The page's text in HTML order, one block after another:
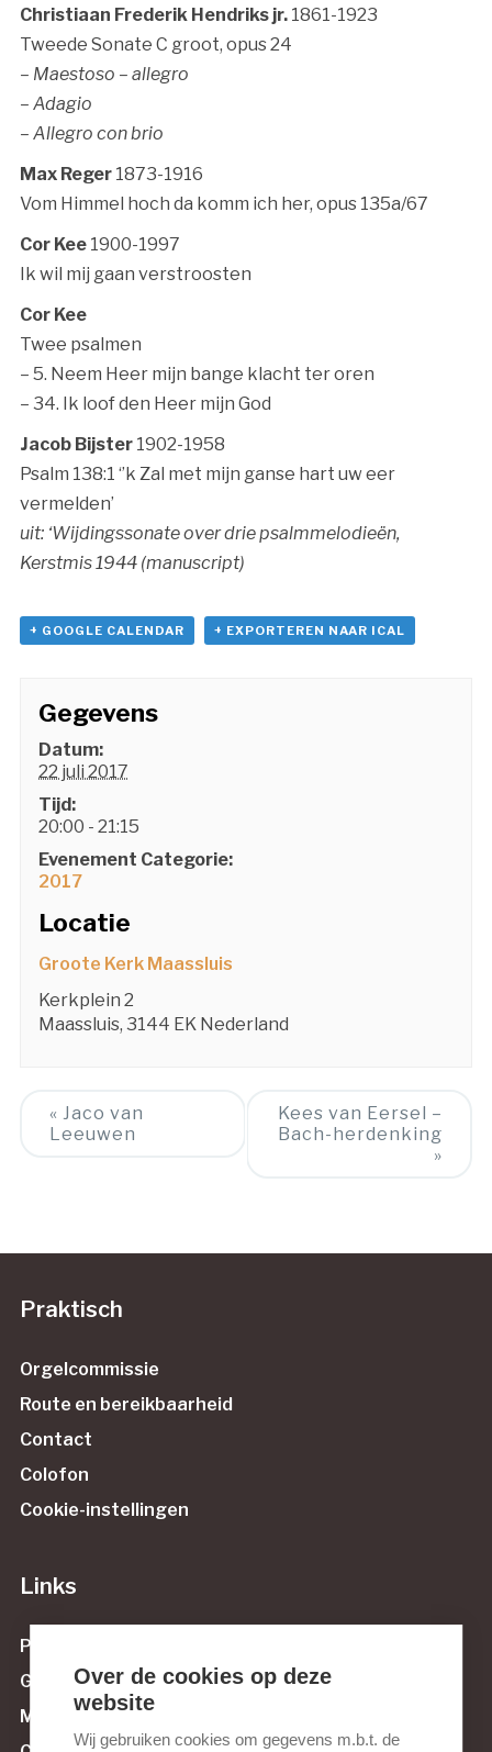
Christiaan Frederik Hendriks jr. 1861-1923
Tweede Sonate C groot, opus 24
– Maestoso – allegro
– Adagio
– Allegro con brio
Max Reger1873-1916
Vom Himmel hoch da komm ich her, opus 135a/67
Cor Kee1900-1997
Ik wil mij gaan verstroosten
Cor Kee
Twee psalmen
– 5. Neem Heer mijn bange klacht ter oren
– 34. Ik loof den Heer mijn God
Jacob Bijster 1902-1958
Psalm 138:1 ‘’k Zal met mijn ganse hart uw eer
vermelden’
uit: ‘Wijdingssonate over drie psalmmelodieën,
Kerstmis 1944 (manuscript)
+ GOOGLE CALENDAR + EXPORTEREN NAAR ICAL
Gegevens
Datum:
22 juli 2017
Tijd:
20:00 - 21:15
Evenement Categorie:
2017
Locatie
Groote Kerk Maassluis
Kerkplein 2
Maassluis, 3144 EK Nederland
Event
Navigation
« Jaco van
Leeuwen
Kees van Eersel –
Bach-herdenking
»
Praktisch
Orgelcommissie
Route en bereikbaarheid
Contact
Colofon
Cookie-instellingen
Links
Protestantse Gemeente Maassluis
Govert van Wijnstichting
Muziek tussen Maas en Sluis
Over de cookies op deze
website
Wij gebruiken cookies om gegevens m.b.t. de